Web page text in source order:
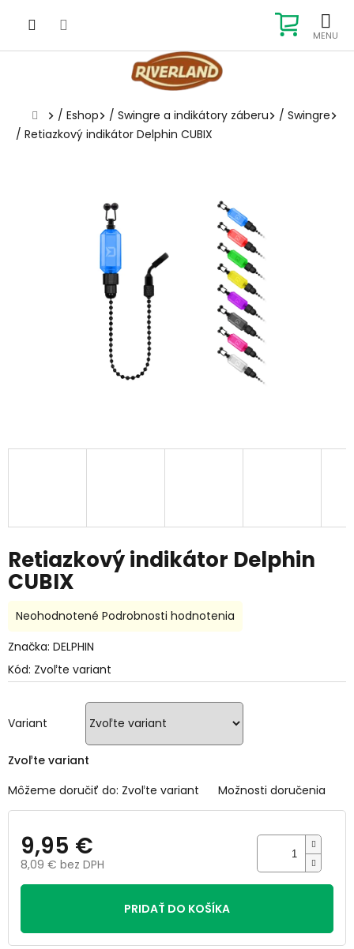
KOŠÍK
Domov
/ Eshop / Swingre a indikátory záberu / Swingre
/ Retiazkový indikátor Delphin CUBIX
Retiazkový indikátor Delphin
CUBIX
Kód: Zvoľte variant
Variant
Zvoľte variant
Môžeme doručiť do: Zvoľte variant Možnosti doručenia
9,95 €
8,09 € bez DPH
Jednotková
PRIDAŤ DO KOŠÍKA
Priemerné
produktu
0,0
hviezdičiek.
Neohodnotené Podrobnosti hodnotenia
Značka: DELPHIN